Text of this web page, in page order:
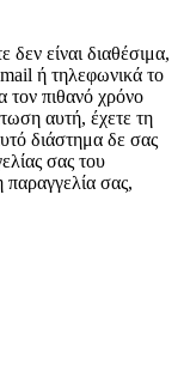
δεν είναι διαθέσιμα,
ή τηλεφωνικά το
πιθανό χρόνο
αυτή, έχετε τη
διάστημα δε σας
σας του
παραγγελία σας,